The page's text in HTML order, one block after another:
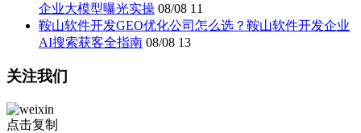
企业大模型曝光实操 08/08 11
鞍山软件开发GEO优化公司怎么选？鞍山软件开发企业
AI搜索获客全指南 08/08 13
关注我们
点击复制